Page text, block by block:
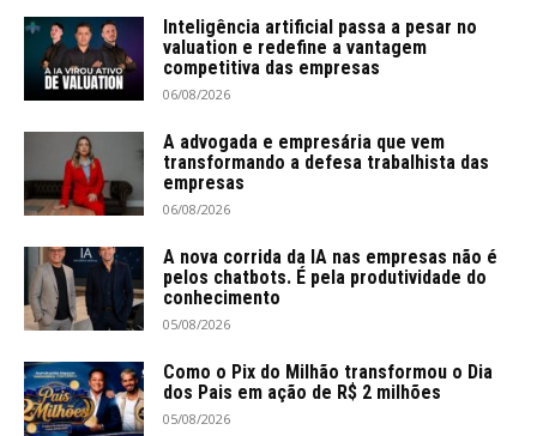
Inteligência artificial passa a pesar no
valuation e redefine a vantagem
competitiva das empresas
06/08/2026
A advogada e empresária que vem
transformando a defesa trabalhista das
empresas
06/08/2026
A nova corrida da IA nas empresas não é
pelos chatbots. É pela produtividade do
conhecimento
05/08/2026
Como o Pix do Milhão transformou o Dia
dos Pais em ação de R$ 2 milhões
05/08/2026